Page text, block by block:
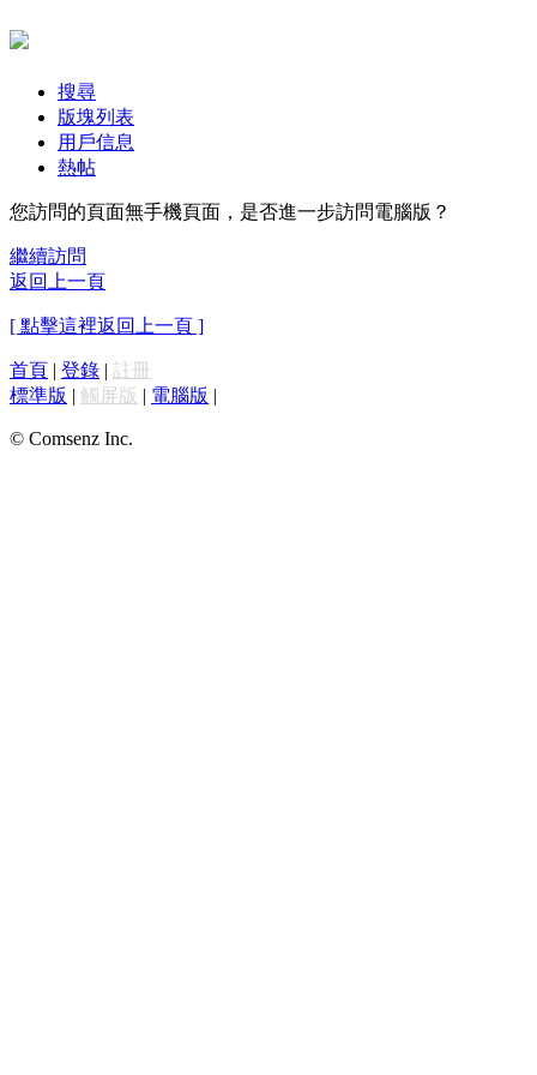
搜尋
版塊列表
用戶信息
熱帖
您訪問的頁面無手機頁面，是否進一步訪問電腦版？
繼續訪問
返回上一頁
[ 點擊這裡返回上一頁 ]
首頁 | 登錄 | 註冊
標準版 | 觸屏版 | 電腦版 |
© Comsenz Inc.